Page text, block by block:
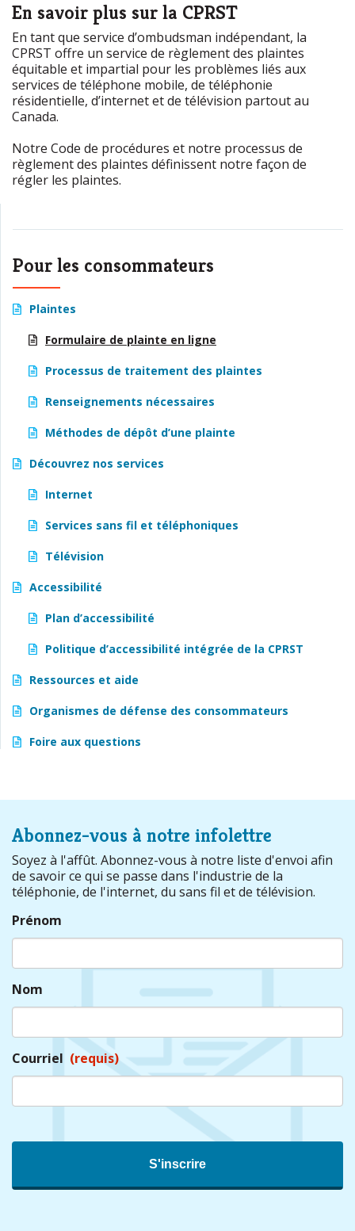
En savoir plus sur la CPRST
En tant que service d’ombudsman indépendant, la
CPRST offre un service de règlement des plaintes
équitable et impartial pour les problèmes liés aux
services de téléphone mobile, de téléphonie
résidentielle, d’internet et de télévision partout au
Canada.
Notre Code de procédures et notre processus de
règlement des plaintes définissent notre façon de
régler les plaintes.
Pour les consommateurs
Plaintes
Formulaire de plainte en ligne
Processus de traitement des plaintes
Renseignements nécessaires
Méthodes de dépôt d’une plainte
Découvrez nos services
Internet
Services sans fil et téléphoniques
Télévision
Accessibilité
Plan d’accessibilité
Politique d’accessibilité intégrée de la CPRST
Ressources et aide
Organismes de défense des consommateurs
Foire aux questions
Abonnez-vous à notre infolettre
Soyez à l'affût. Abonnez-vous à notre liste d'envoi afin
de savoir ce qui se passe dans l'industrie de la
téléphonie, de l'internet, du sans fil et de télévision.
Prénom
Nom
Courriel (requis)